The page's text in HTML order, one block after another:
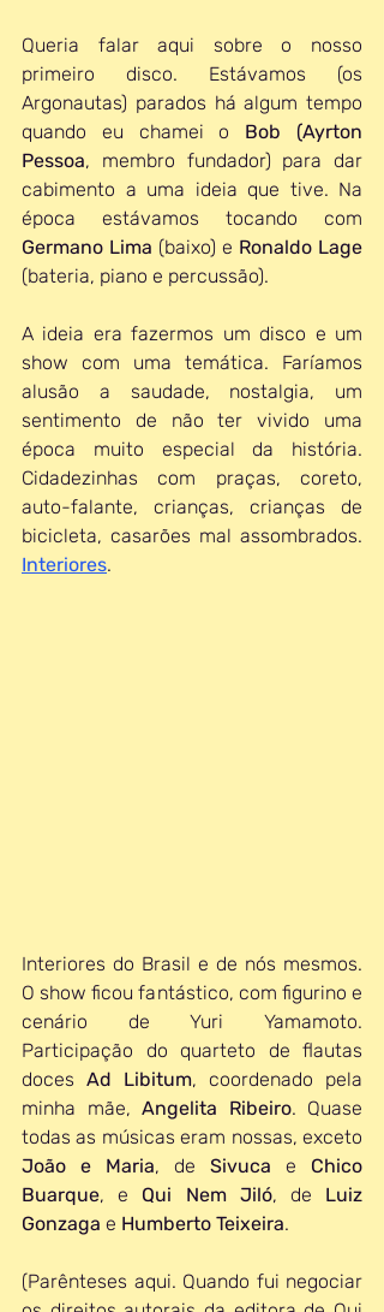
Queria falar aqui sobre o nosso
primeiro disco. Estávamos (os
Argonautas) parados há algum tempo
quando eu chamei o Bob (Ayrton
Pessoa, membro fundador) para dar
cabimento a uma ideia que tive. Na
Germano Lima (baixo) e Ronaldo Lage
(bateria, piano e percussão).
A ideia era fazermos um disco e um
show com uma temática. Faríamos
alusão a saudade, nostalgia, um
sentimento de não ter vivido uma
época muito especial da história.
Cidadezinhas com praças, coreto,
auto-falante, crianças, crianças de
Interiores.
Interiores do Brasil e de nós mesmos.
O show ficou fantástico, com figurino e
cenário de Yuri Yamamoto.
Participação do quarteto de flautas
doces Ad Libitum, coordenado pela
minha mãe, Angelita Ribeiro. Quase
João e Maria, de Sivuca e Chico
Buarque, e Qui Nem Jiló, de Luiz
Gonzaga e Humberto Teixeira.
(Parênteses aqui. Quando fui negociar